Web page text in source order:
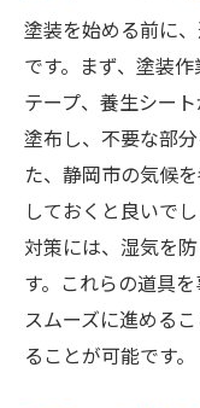
塗装
静岡市
塗装に
静岡市
効果的
静岡市で
塗装前
適切な
塗装計
塗装を始める前に
です。まず、塗装
テープ、養生シー
塗布し、不要な部
た、静岡市の気候
しておくと良いで
対策には、湿気を
す。これらの道具
スムーズに進める
ることが可能です。